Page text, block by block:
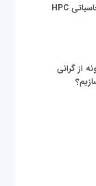
از گرانی